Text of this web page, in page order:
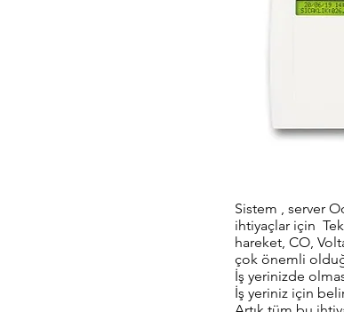
Sistem , server
ihtiyaçlar için
hareket, CO,
çok önemli
İş yerinizde
İş yeriniz için